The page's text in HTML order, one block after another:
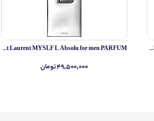
Simone Andreoli Tulum Junglescape for women and men EDP
Yves Saint Laurent MYSLF L Absolu for men PARFUM
۴۹,۵۰۰,۰۰۰ تومان